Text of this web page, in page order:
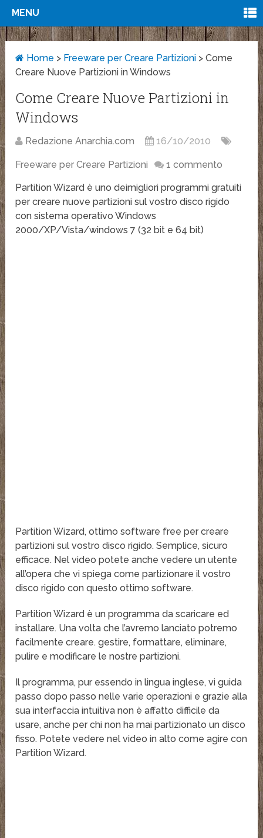
MENU
Home > Freeware per Creare Partizioni >Come
Creare Nuove Partizioni in Windows
Come Creare Nuove Partizioni in
Windows
Redazione Anarchia.com 16/10/2010
Freeware per Creare Partizioni 1 commento
Partition Wizard è uno deimigliori programmi gratuiti
per creare nuove partizioni sul vostro disco rigido
con sistema operativo Windows
2000/XP/Vista/windows 7 (32 bit e 64 bit)
Partition Wizard, ottimo software free per creare
partizioni sul vostro disco rigido. Semplice, sicuro
efficace. Nel video potete anche vedere un utente
all’opera che vi spiega come partizionare il vostro
disco rigido con questo ottimo software.
Partition Wizard è un programma da scaricare ed
installare. Una volta che l’avremo lanciato potremo
facilmente creare. gestire, formattare, eliminare,
pulire e modificare le nostre partizioni.
Il programma, pur essendo in lingua inglese, vi guida
passo dopo passo nelle varie operazioni e grazie alla
sua interfaccia intuitiva non è affatto difficile da
usare, anche per chi non ha mai partizionato un disco
fisso. Potete vedere nel video in alto come agire con
Partition Wizard.